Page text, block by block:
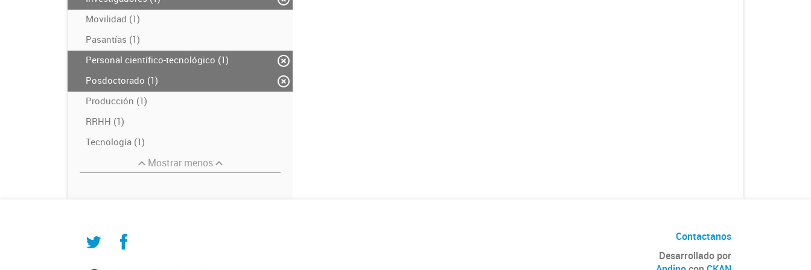
Movilidad (1)
Pasantías (1)
Personal científico-tecnológico (1)
Posdoctorado (1)
Producción (1)
RRHH (1)
Tecnología (1)
Mostrar menos
Contactanos
Desarrollado por